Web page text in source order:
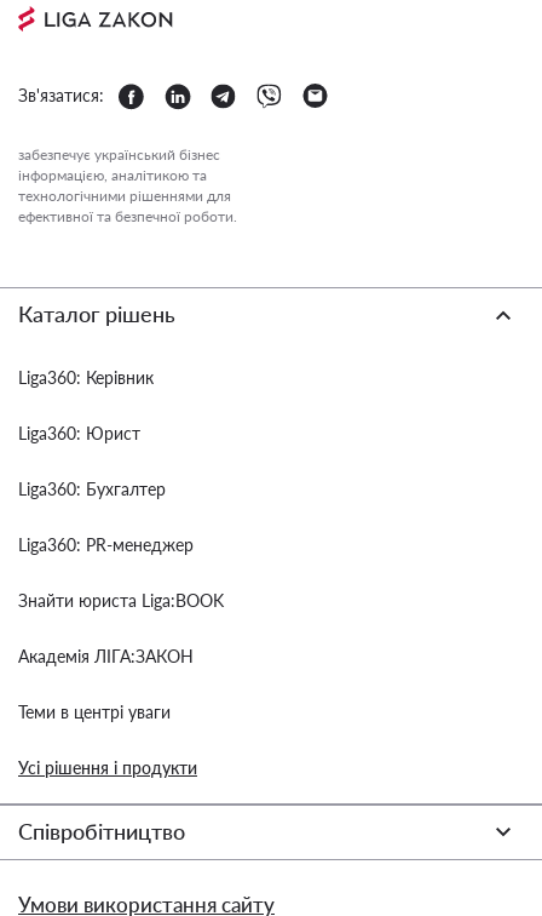
Зв'язатися:
забезпечує український бізнес
інформацією, аналітикою та
технологічними рішеннями для
ефективної та безпечної роботи.
Каталог рішень
Liga360: Керівник
Liga360: Юрист
Liga360: Бухгалтер
Liga360: PR-менеджер
Знайти юриста Liga:BOOK
Академія ЛІГА:ЗАКОН
Теми в центрі уваги
Усі рішення і продукти
Співробітництво
Умови використання сайту